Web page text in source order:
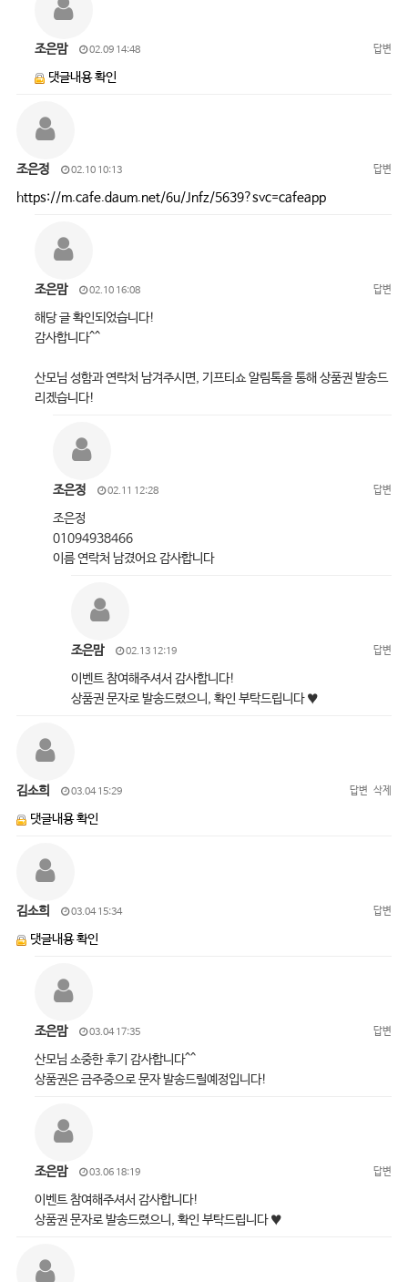
조은맘 02.09 14:48 답변
댓글내용 확인
조은정 02.10 10:13 답변
https://m.cafe.daum.net/6u/Jnfz/5639?svc=cafeapp
조은맘 02.10 16:08 답변
해당 글 확인되었습니다!
감사합니다^^
산모님 성함과 연락처 남겨주시면, 기프티쇼 알림톡을 통해 상품권 발송드
리겠습니다!
조은정 02.11 12:28 답변
조은정
01094938466
이름 연락처 남겼어요 감사합니다
조은맘 02.13 12:19 답변
이벤트 참여해주셔서 감사합니다!
상품권 문자로 발송드렸으니, 확인 부탁드립니다 ♥
김소희 03.04 15:29 답변 삭제
댓글내용 확인
김소희 03.04 15:34 답변
댓글내용 확인
조은맘 03.04 17:35 답변
산모님 소중한 후기 감사합니다^^
상품권은 금주중으로 문자 발송드릴예정입니다!
조은맘 03.06 18:19 답변
이벤트 참여해주셔서 감사합니다!
상품권 문자로 발송드렸으니, 확인 부탁드립니다 ♥